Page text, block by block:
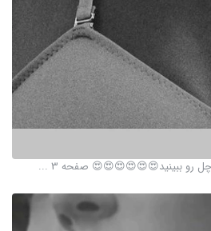
رو ببینید😍😍😍😍😍😍 صفحه 3 ...